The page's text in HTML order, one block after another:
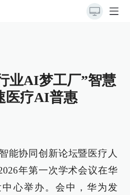
业AI梦工厂”智慧
医疗AI普惠
能协同创新论坛暨医疗人
年第一次学术会议在华
心举办。会中，华为发